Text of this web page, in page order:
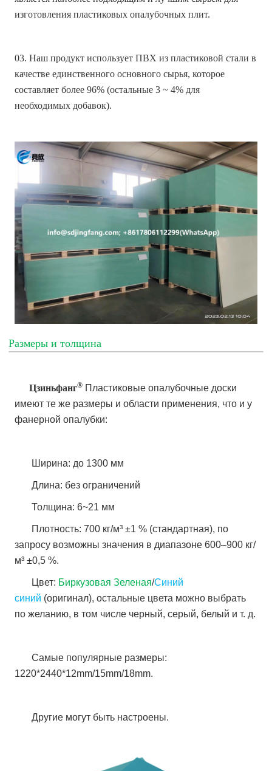
изготовления пластиковых опалубочных плит.
03. Наш продукт использует ПВХ из пластиковой стали в
качестве единственного основного сырья, которое
составляет более 96% (остальные 3 ~ 4% для
необходимых добавок).
Размеры и толщина
Цзиньфанг® Пластиковые опалубочные доски
имеют те же размеры и области применения, что и у
фанерной опалубки:
Ширина: до 1300 мм
Длина: без ограничений
Толщина: 6~21 мм
Плотность: 700 кг/м³ ±1 % (стандартная), по
запросу возможны значения в диапазоне 600–900 кг/
м³ ±0,5 %.
Цвет: Биркузовая Зеленая/Синий
синий (оригинал), остальные цвета можно выбрать
по желанию, в том числе черный, серый, белый и т. д.
Самые популярные размеры:
1220*2440*12mm/15mm/18mm.
Другие могут быть настроены.